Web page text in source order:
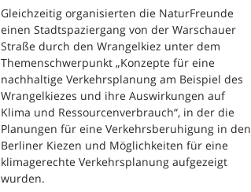
Gleichzeitig organisierten die NaturFreunde
einen Stadtspaziergang von der Warschauer
Straße durch den Wrangelkiez unter dem
Themenschwerpunkt „Konzepte für eine
nachhaltige Verkehrsplanung am Beispiel des
Wrangelkiezes und ihre Auswirkungen auf
Klima und Ressourcenverbrauch“, in der die
Planungen für eine Verkehrsberuhigung in den
Berliner Kiezen und Möglichkeiten für eine
klimagerechte Verkehrsplanung aufgezeigt
wurden.